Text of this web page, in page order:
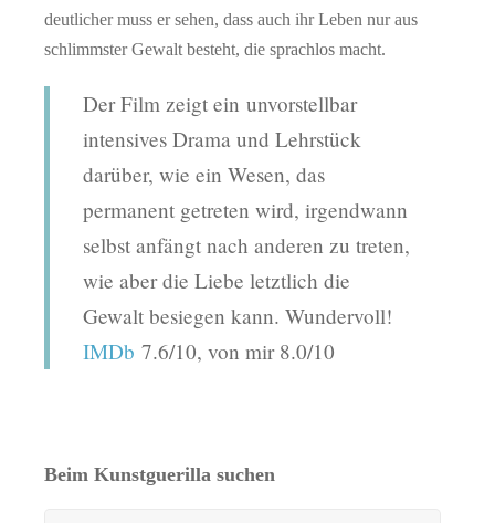
deutlicher muss er sehen, dass auch ihr Leben nur aus
schlimmster Gewalt besteht, die sprachlos macht.
Der Film zeigt ein unvorstellbar
intensives Drama und Lehrstück
darüber, wie ein Wesen, das
permanent getreten wird, irgendwann
selbst anfängt nach anderen zu treten,
wie aber die Liebe letztlich die
Gewalt besiegen kann. Wundervoll!
IMDb 7.6/10, von mir 8.0/10
Beim Kunstguerilla suchen